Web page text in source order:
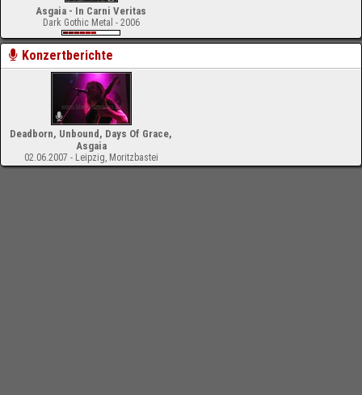
Asgaia - In Carni Veritas
Dark Gothic Metal - 2006
Konzertberichte
Deadborn, Unbound, Days Of Grace,
Asgaia
02.06.2007 - Leipzig, Moritzbastei